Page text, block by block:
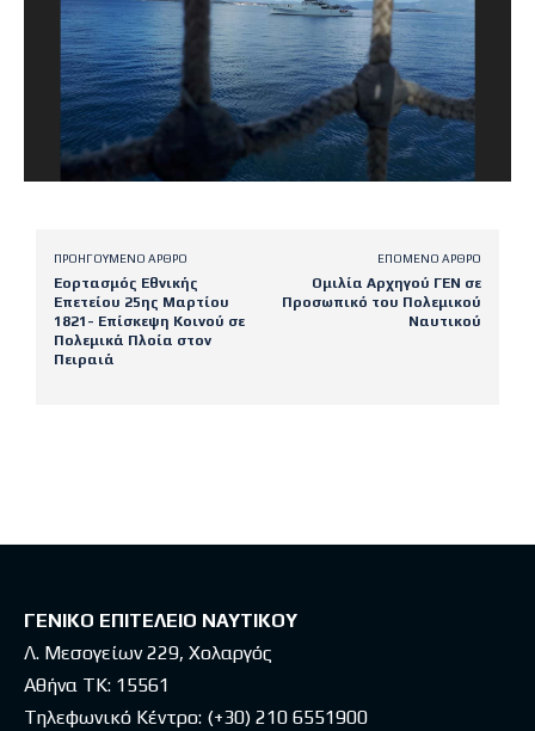
ΠΡΟΗΓΟΎΜΕΝΟ ΆΡΘΡΟ
Εορτασμός Εθνικής
Επετείου 25ης Μαρτίου
1821- Επίσκεψη Κοινού σε
Πολεμικά Πλοία στον
Πειραιά
ΕΠΌΜΕΝΟ ΆΡΘΡΟ
Ομιλία Αρχηγού ΓΕΝ σε
Προσωπικό του Πολεμικού
Ναυτικού
ΓΕΝΙΚΟ ΕΠΙΤΕΛΕΙΟ ΝΑΥΤΙΚΟΥ
Λ. Μεσογείων 229, Χολαργός
Αθήνα ΤΚ: 15561
Τηλεφωνικό Κέντρο: (+30) 210 6551900